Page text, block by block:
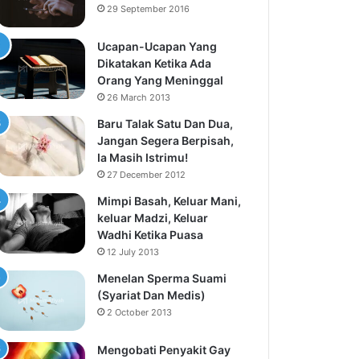
29 September 2016
Ucapan-Ucapan Yang
Dikatakan Ketika Ada
Orang Yang Meninggal
26 March 2013
Baru Talak Satu Dan Dua,
Jangan Segera Berpisah,
Ia Masih Istrimu!
27 December 2012
Mimpi Basah, Keluar Mani,
keluar Madzi, Keluar
Wadhi Ketika Puasa
12 July 2013
Menelan Sperma Suami
(Syariat Dan Medis)
2 October 2013
Mengobati Penyakit Gay